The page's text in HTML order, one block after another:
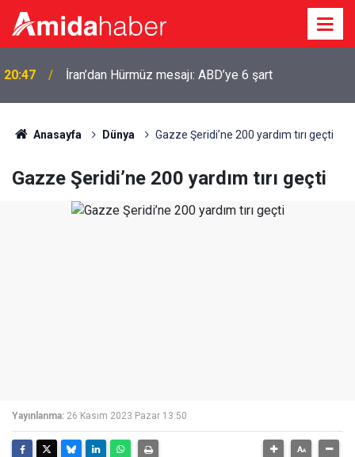
20:47 İran’dan Hürmüz mesajı: ABD’ye 6 şart
Anasayfa Dünya Gazze Şeridi’ne 200 yardım tırı geçti
Gazze Şeridi’ne 200 yardım tırı geçti
Yayınlanma: 26 Kasım 2023 Pazar 13:50